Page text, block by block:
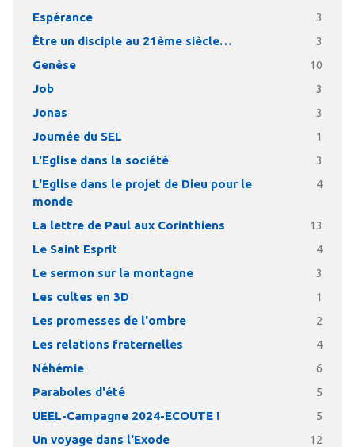
Espérance 3
Être un disciple au 21ème siècle… 3
Genèse 10
Job 3
Jonas 3
Journée du SEL 1
L'Eglise dans la société 3
L'Eglise dans le projet de Dieu pour le
monde
4
La lettre de Paul aux Corinthiens 13
Le Saint Esprit 4
Le sermon sur la montagne 3
Les cultes en 3D 1
Les promesses de l'ombre 2
Les relations fraternelles 4
Néhémie 6
Paraboles d'été 5
UEEL-Campagne 2024-ECOUTE ! 5
Un voyage dans l'Exode 12